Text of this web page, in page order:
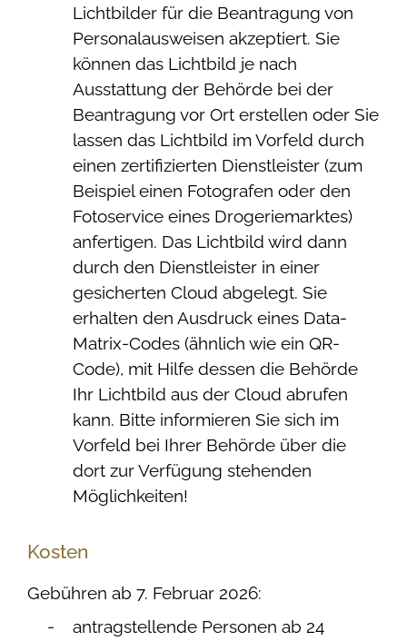
Lichtbilder für die Beantragung von
Personalausweisen akzeptiert. Sie
können das Lichtbild je nach
Ausstattung der Behörde bei der
Beantragung vor Ort erstellen oder Sie
lassen das Lichtbild im Vorfeld durch
einen zertifizierten Dienstleister (zum
Beispiel einen Fotografen oder den
Fotoservice eines Drogeriemarktes)
anfertigen. Das Lichtbild wird dann
durch den Dienstleister in einer
gesicherten Cloud abgelegt. Sie
erhalten den Ausdruck eines Data-
Matrix-Codes (ähnlich wie ein QR-
Code), mit Hilfe dessen die Behörde
Ihr Lichtbild aus der Cloud abrufen
kann. Bitte informieren Sie sich im
Vorfeld bei Ihrer Behörde über die
dort zur Verfügung stehenden
Möglichkeiten!
Kosten
Gebühren ab 7. Februar 2026:
antragstellende Personen ab 24